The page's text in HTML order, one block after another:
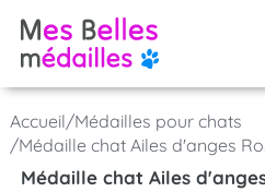
Accueil/Médailles pour chats
/Médaille chat Ailes d'anges
Médaille chat Ailes